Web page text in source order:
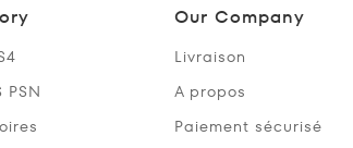
PSN
Our Company
Livraison
A propos
Paiement sécurisé